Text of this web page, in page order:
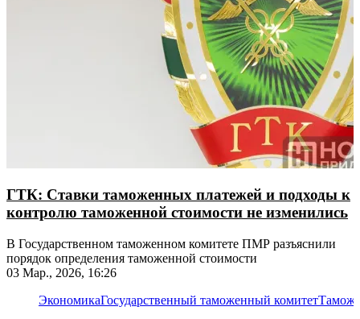
ГТК: Ставки таможенных платежей и подходы к
контролю таможенной стоимости не изменились
В Государственном таможенном комитете ПМР разъяснили
порядок определения таможенной стоимости
03 Мар., 2026, 16:26
ЭкономикаГосударственный таможенный комитет